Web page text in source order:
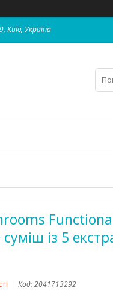
Київ, Україна
із 5
Код:2041713292